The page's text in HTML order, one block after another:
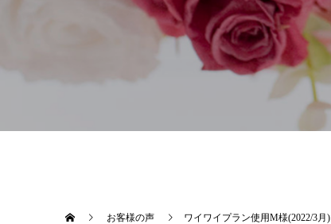
お客様の声 ワイワイプラン使用M様(2022/3月)